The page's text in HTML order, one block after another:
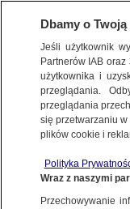
KROPKA NAD I
kandydatury z
Dbamy o
Jeśli użytkownik
Partnerów IAB oraz
użytkownika i
przeglądania.
przeglądania
się przetwarzaniu
plików cookie i
Polityka
Wraz z naszymi
Przechowywanie